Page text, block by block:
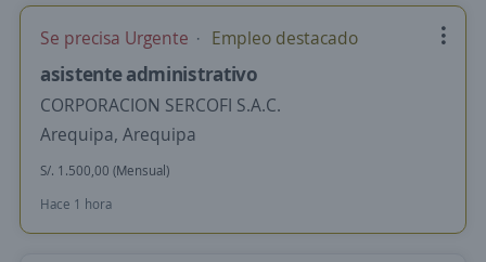
Se precisa Urgente Empleo destacado
asistente administrativo
CORPORACION SERCOFI S.A.C.
Arequipa, Arequipa
S/. 1.500,00 (Mensual)
Hace 1 hora